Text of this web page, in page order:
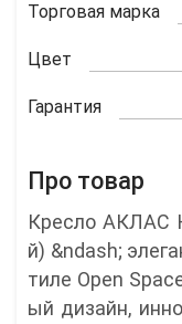
Торговая марка
Цвет
Гарантия
Про товар
Кресло АКЛАС
й) &ndash;
тиле Open
ый дизайн,